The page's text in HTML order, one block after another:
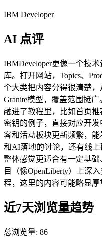
IBM Developer
AI 点评
IBMDeveloper更像一个技
库。打开网站，Topics、
个大类把内容分得很清楚，
Granite模型，覆盖范围挺
融进了教程里，比如首页推
密钥的例子，直接对应开
客和活动板块更新频繁，
和AI落地的讨论，还有线上
整体感觉更适合有一定基
目（像OpenLiberty）上深
程，这里的内容可能略显厚
近7天浏览量趋势
总浏览量: 86